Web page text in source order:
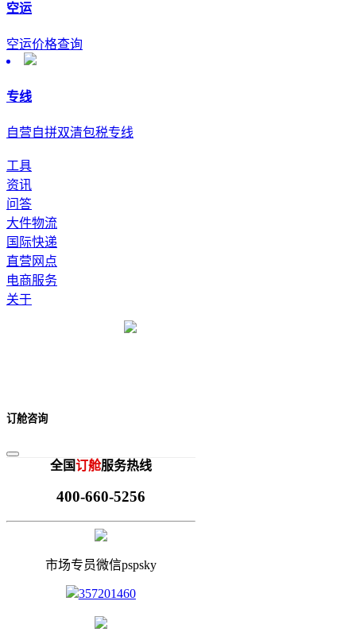
空运
空运价格查询
专线
自营自拼双清包税专线
工具
资讯
问答
大件物流
国际快递
直营网点
电商服务
关于
订舱咨询
全国订舱服务热线
400-660-5256
市场专员微信pspsky
357201460